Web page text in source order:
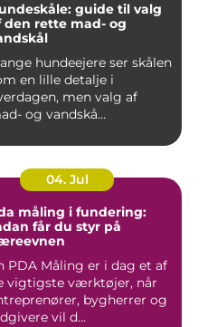
guide til valg
den rette mad- og
hundeejere ser skålen
en lille detalje i
men valg af
og vandskå...
04. Jul
måling i fundering:
får du styr på
PDA Måling er i dag et af
vigtigste værktøjer, når
bygherrer og
vil d...